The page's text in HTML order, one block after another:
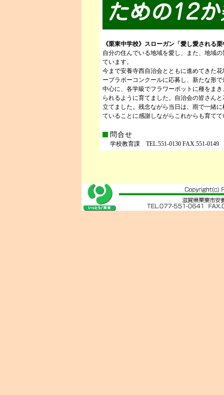
《栗東中学校》スローガン「愛し愛される
自分の住んでいる地域を愛し、また、地域
ています。
今まで安養寺西自治会とともに進めてきた
ーブラボーコンクールに応募し、新たな形
中心に、各学級でフラワーポットに種をま
られるように育てました。自治会の皆さん
立てました。残念ながら当日は、雨で一緒
ていることに感謝しながらこれからも育て
問合せ
学校教育課 TEL.551-0130 FAX.551-0149